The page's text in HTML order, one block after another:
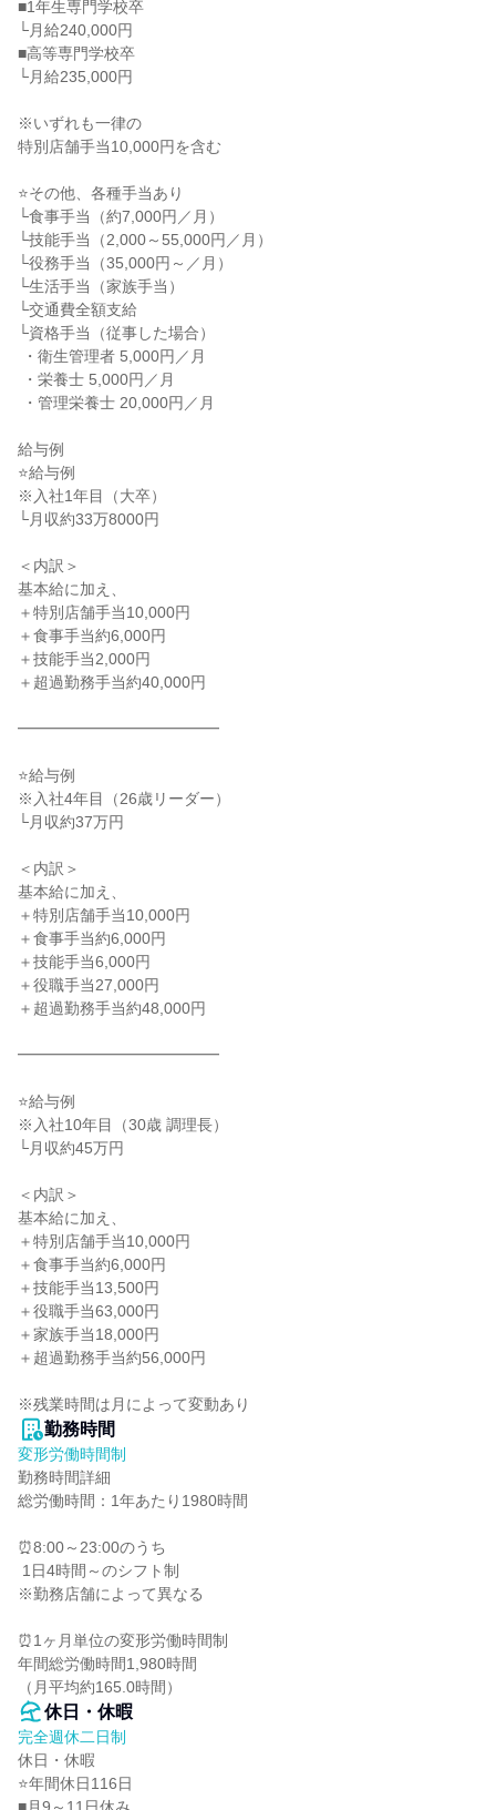
■1年生専門学校卒
└月給240,000円
■高等専門学校卒
└月給235,000円
※いずれも一律の
特別店舗手当10,000円を含む
⭐その他、各種手当あり
└食事手当（約7,000円／月）
└技能手当（2,000～55,000円／月）
└役務手当（35,000円～／月）
└生活手当（家族手当）
└交通費全額支給
└資格手当（従事した場合）
給与例
⭐給与例
※入社1年目（大卒）
└月収約33万8000円
＜内訳＞
基本給に加え、
＋特別店舗手当10,000円
＋食事手当約6,000円
＋技能手当2,000円
＋超過勤務手当約40,000円
━━━━━━━━━━━━━
⭐給与例
※入社4年目（26歳リーダー）
└月収約37万円
＜内訳＞
基本給に加え、
＋特別店舗手当10,000円
＋食事手当約6,000円
＋技能手当6,000円
＋役職手当27,000円
＋超過勤務手当約48,000円
━━━━━━━━━━━━━
⭐給与例
※入社10年目（30歳 調理長）
└月収約45万円
＜内訳＞
基本給に加え、
＋特別店舗手当10,000円
＋食事手当約6,000円
＋技能手当13,500円
＋役職手当63,000円
＋家族手当18,000円
＋超過勤務手当約56,000円
※残業時間は月によって変動あり
勤務時間
変形労働時間制
勤務時間詳細
総労働時間：1年あたり1980時間
⏰8:00～23:00のうち
※勤務店舗によって異なる
⏰1ヶ月単位の変形労働時間制
年間総労働時間1,980時間
（月平均約165.0時間）
休日・休暇
完全週休二日制
休日・休暇
⭐年間休日116日